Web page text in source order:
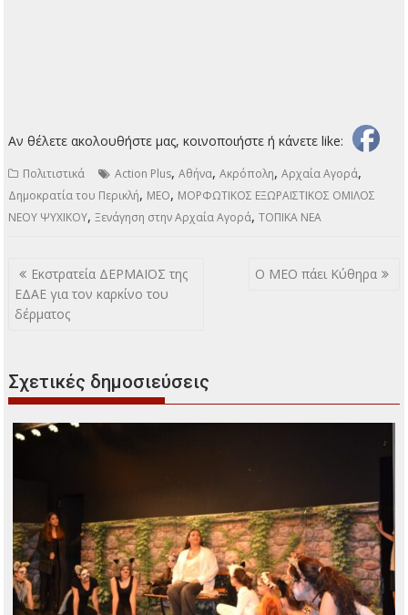
Αν θέλετε ακολουθήστε μας, κοινοποιήστε ή κάνετε like:
Πολιτιστικά Action Plus,Αθήνα,Ακρόπολη,Αρχαία Αγορά,
Δημοκρατία του Περικλή, ΜΕΟ, ΜΟΡΦΩΤΙΚΟΣ ΕΞΩΡΑΙΣΤΙΚΟΣ ΟΜΙΛΟΣ
ΝΕΟΥ ΨΥΧΙΚΟΥ,Ξενάγηση στην Αρχαία Αγορά,ΤΟΠΙΚΑ ΝΕΑ
Πλοήγηση
άρθρων
Εκστρατεία ΔΕΡΜΑΪΟΣ της
ΕΔΑΕ για τον καρκίνο του
δέρματος
Ο ΜΕΟ πάει Κύθηρα
Σχετικές δημοσιεύσεις